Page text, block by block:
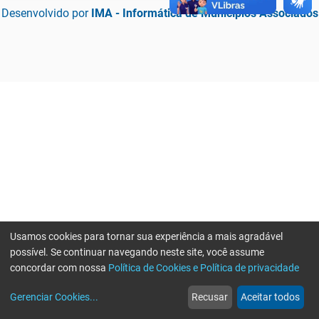
Desenvolvido por IMA - Informática de Municípios Associados
web
Notícias
more_horiz
Mais
Usamos cookies para tornar sua experiência a mais agradável
possível. Se continuar navegando neste site, você assume
concordar com nossa Política de Cookies e Política de privacidade
Gerenciar Cookies... Recusar Aceitar todos
Erro ao enviar informações, por favor tente novamente